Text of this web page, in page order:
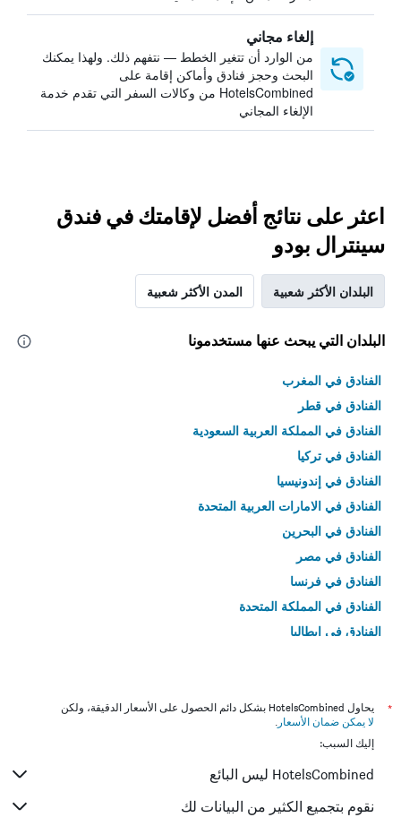
إلغاء مجاني
من الوارد أن تتغير الخطط — نتفهم ذلك. ولهذا يمكنك
البحث وحجز فنادق وأماكن إقامة على
HotelsCombined من وكالات السفر التي تقدم خدمة
الإلغاء المجاني
اعثر على نتائج أفضل لإقامتك في فندق
سينترال بودو
البلدان الأكثر شعبية المدن الأكثر شعبية
البلدان التي يبحث عنها مستخدمونا
الفنادق في المغرب
الفنادق في قطر
الفنادق في المملكة العربية السعودية
الفنادق في تركيا
الفنادق في إندونيسيا
الفنادق في الامارات العربية المتحدة
الفنادق في البحرين
الفنادق في مصر
الفنادق في فرنسا
الفنادق في المملكة المتحدة
الفنادق في إيطاليا
*
يحاول HotelsCombined بشكل دائم الحصول على الأسعار الدقيقة، ولكن
لا يمكن ضمان الأسعار .
إليك السبب:
HotelsCombined ليس البائع
نقوم بتجميع الكثير من البيانات لك